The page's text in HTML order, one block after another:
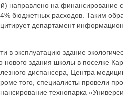
направлено на финансирование
бюджетных расходов. Таким
департамент
в эксплуатацию здание
нового здания школы в поселке
диспансера, Центра
того, специалисты провели
технопарка